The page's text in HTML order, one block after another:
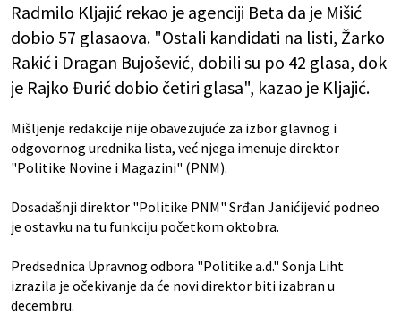
Radmilo Kljajić rekao je agenciji Beta da je Mišić
dobio 57 glasaova. "Ostali kandidati na listi, Žarko
Rakić i Dragan Bujošević, dobili su po 42 glasa, dok
je Rajko Đurić dobio četiri glasa", kazao je Kljajić.
Mišljenje redakcije nije obavezujuće za izbor glavnog i
odgovornog urednika lista, već njega imenuje direktor
"Politike Novine i Magazini" (PNM).
Dosadašnji direktor "Politike PNM" Srđan Janićijević podneo
je ostavku na tu funkciju početkom oktobra.
Predsednica Upravnog odbora "Politike a.d." Sonja Liht
izrazila je očekivanje da će novi direktor biti izabran u
decembru.